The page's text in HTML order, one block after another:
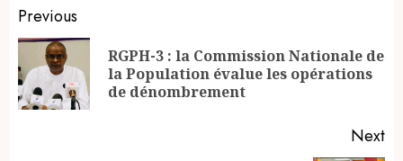
Continue
Reading
Previous
RGPH-3 : la Commission Nationale de
la Population évalue les opérations
de dénombrement
Next